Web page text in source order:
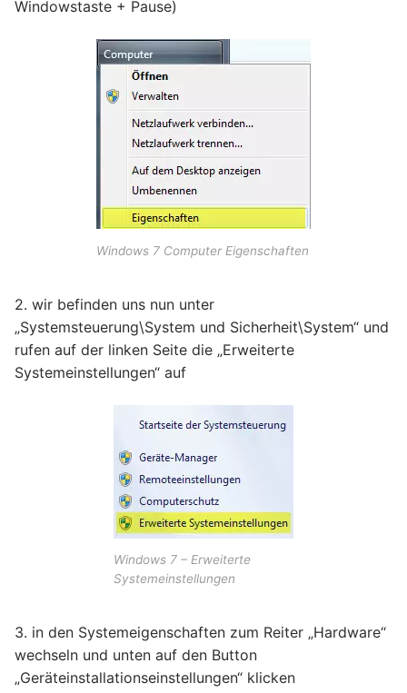
Windowstaste + Pause)
Windows 7 Computer Eigenschaften
2. wir befinden uns nun unter
„Systemsteuerung\System und Sicherheit\System“ und
rufen auf der linken Seite die „Erweiterte
Systemeinstellungen“ auf
Windows 7 – Erweiterte
Systemeinstellungen
3. in den Systemeigenschaften zum Reiter „Hardware“
wechseln und unten auf den Button
„Geräteinstallationseinstellungen“ klicken